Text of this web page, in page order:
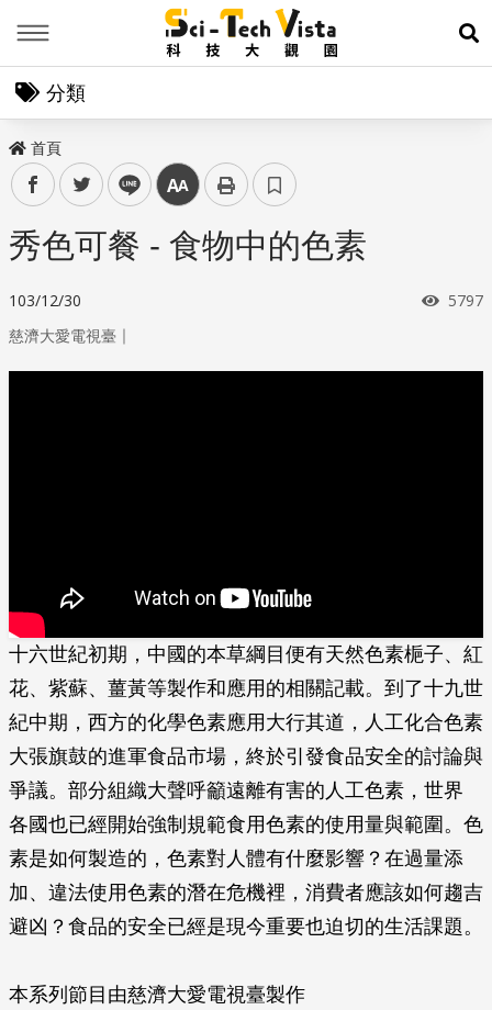
展
分類
首頁
facebooktwitter line 中
秀色可餐 - 食物中的色素
103/12/30 瀏覽
5797
慈濟大愛電視臺 ｜
十六世紀初期，中國的本草綱目便有天然色素梔子、紅
花、紫蘇、薑黃等製作和應用的相關­記載。到了十九世
紀中期，西方的化學色素應用大行其道，人工化合色素
大張旗鼓的進軍食­品市場，終於引發食品安全的討論與
爭議。部分組織大聲呼籲遠離有害的人工色素，世界
各­國也已經開始強制規範食用色素的使用量與範圍。色
素是如何製造的，色素對人體有什麼影­響？在過量添
加、違法使用色素的潛在危機裡，消費者應該如何趨吉
避凶？食品的安全已經­是現今重要也迫切的生活課題。
本系列節目由慈濟大愛電視臺製作